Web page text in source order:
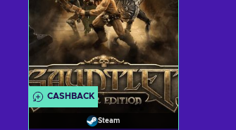
CASHBACK
Steam